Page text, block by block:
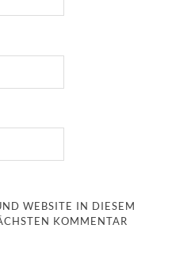
WEBSITE IN DIESEM
KOMMENTAR